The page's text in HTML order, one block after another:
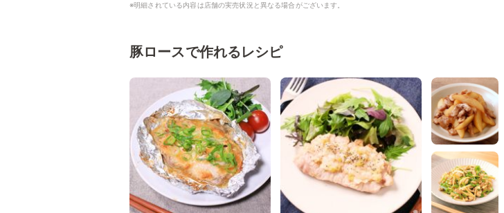
※明細されている内容は店舗の実売状況と異なる場合がございます。
豚ロースで作れるレシピ